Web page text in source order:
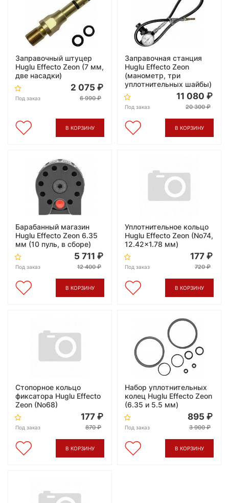
Заправочный штуцер
Huglu Effecto Zeon (7 мм,
две насадки)
Под заказ
2 075
6 990
В КОРЗИНУ
Заправочная станция
Huglu Effecto Zeon
(манометр, три
уплотнительных шайбы)
Под заказ
11 080
20 300
В КОРЗИНУ
Барабанный магазин
Huglu Effecto Zeon 6.35
мм (10 пуль, в сборе)
Под заказ
5 711
12 400
В КОРЗИНУ
Уплотнительное кольцо
Huglu Effecto Zeon (No74,
12.42x1.78 мм)
Под заказ
177
720
В КОРЗИНУ
Стопорное кольцо
фиксатора Huglu Effecto
Zeon (No68)
Под заказ
177
870
В КОРЗИНУ
Набор уплотнительных
колец Huglu Effecto Zeon
(6.35 и 5.5 мм)
Под заказ
895
3 900
В КОРЗИНУ